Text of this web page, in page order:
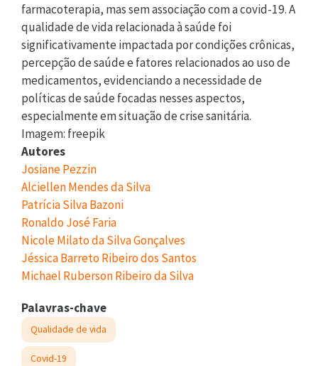
farmacoterapia, mas sem associação com a covid-19. A
qualidade de vida relacionada à saúde foi
significativamente impactada por condições crônicas,
percepção de saúde e fatores relacionados ao uso de
medicamentos, evidenciando a necessidade de
políticas de saúde focadas nesses aspectos,
especialmente em situação de crise sanitária.
Imagem: freepik
Autores
Josiane Pezzin
Alciellen Mendes da Silva
Patrícia Silva Bazoni
Ronaldo José Faria
Nicole Milato da Silva Gonçalves
Jéssica Barreto Ribeiro dos Santos
Michael Ruberson Ribeiro da Silva
Palavras-chave
Qualidade de vida
Covid-19